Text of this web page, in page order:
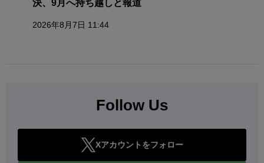
決、9月へ持ち越しと報道
2026年8月7日 11:44
Follow Us
Xアカウントをフォロー